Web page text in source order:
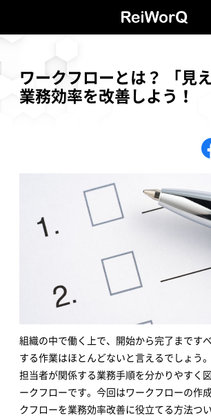
ワークフローとは？ 「見
業務効率を改善しよう！
組織の中で働く上で、開始から完了まです
する作業はほとんどないと言えるでしょう
担当者が関係する業務手順を分かりやすく
ークフローです。今回はワークフローの作
クフローを業務効率改善に役立てる方法つ